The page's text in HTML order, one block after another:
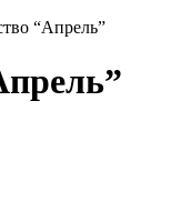
“Апрель”